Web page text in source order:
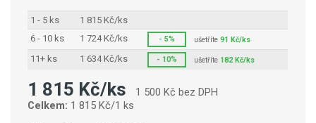
1 - 5 ks
1 815 Kč/ks
6 - 10 ks
1 724 Kč/ks - 5% ušetříte91 Kč/ks
11+ ks 1 634 Kč/ks - 10% ušetříte 182 Kč/ks
1 815 Kč/ks
1 500 Kč bez DPH
Celkem: 1 815 Kč/1 ks